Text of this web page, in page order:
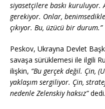
siyasetçilere baskı kuruluyor.
gerekiyor. Onlar,
çıkıyor. Bu, üzücü bir durum.”
Peskov, Ukrayna Devlet
savaşa sürüklemesi ile ilgili
ilişkin, “Bu gerçek değil. Çin,
yaklaşım sergiliyor. Çin,
nedenle Zelenskiy haksız”dedi.